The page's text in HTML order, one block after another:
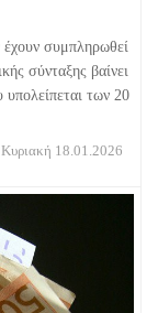
συμπληρωθεί
σύνταξης βαίνει
των 20
Κυριακή 18.01.2026